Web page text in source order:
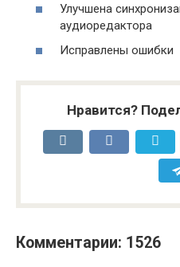
Улучшена
аудиоредактора
Исправлены ошибки
Нравится?
Комментарии: 1526